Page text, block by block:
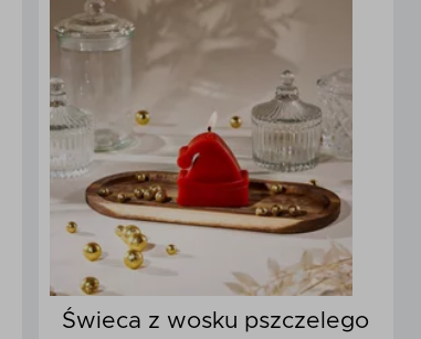
Zobacz produkt
Dodaj do koszyka
Świeca z wosku pszczelego